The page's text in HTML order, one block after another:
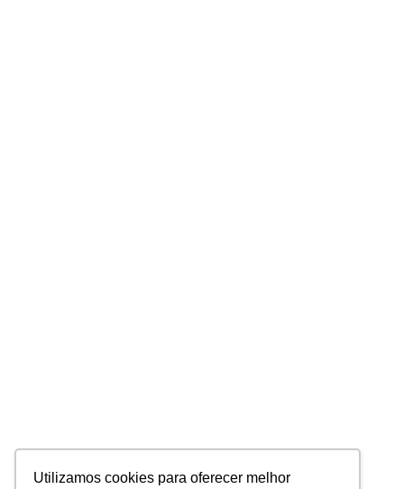
Utilizamos cookies para oferecer melhor